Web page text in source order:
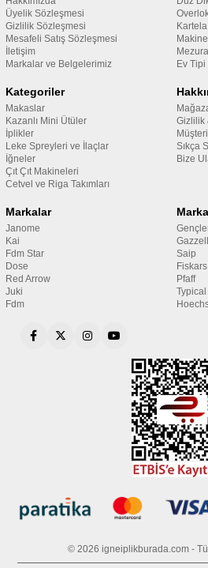
Üyelik Sözleşmesi
Gizlilik Sözleşmesi
Mesafeli Satış Sözleşmesi
İletişim
Markalar ve Belgelerimiz
Ev
Kategoriler
Makaslar
Kazanlı Mini Ütüler
İplikler
Leke Spreyleri ve İlaçlar
İğneler
Çıt Çıt Makineleri
Cetvel ve Riga Takımları
Gizlilik
Sıkça
Bize
Markalar
Janome
Kai
Fdm Star
Dose
Red Arrow
Juki
Fdm
Saip
Fiskars
Pfaff
Typical
© 2026 igneiplikburada.com -